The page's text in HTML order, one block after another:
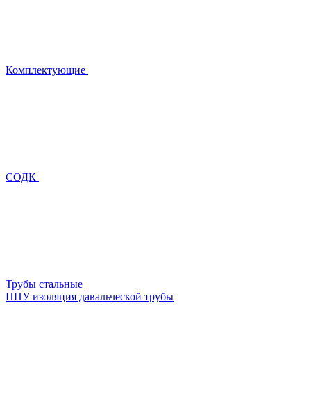
Комплектующие
СОДК
Трубы стальные
ППУ изоляция давальческой трубы